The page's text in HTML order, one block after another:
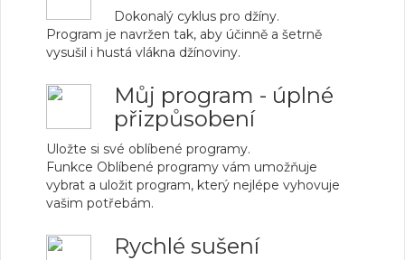
Dokonalý cyklus pro džíny.
Program je navržen tak, aby účinně a šetrně
vysušil i hustá vlákna džínoviny.
Můj program - úplné
přizpůsobení
Uložte si své oblíbené programy.
Funkce Oblíbené programy vám umožňuje
vybrat a uložit program, který nejlépe vyhovuje
vašim potřebám.
Rychlé sušení